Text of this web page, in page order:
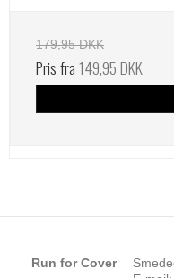
179,95 DKK
Pris fra149,95 DKK
Run for Cover